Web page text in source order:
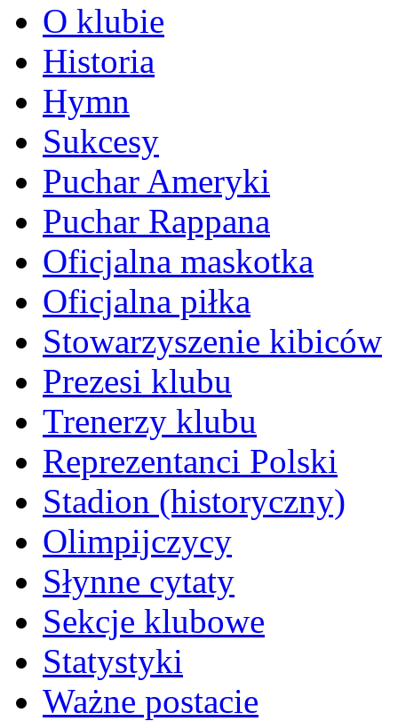
O klubie
Historia
Hymn
Sukcesy
Puchar Ameryki
Puchar Rappana
Oficjalna maskotka
Oficjalna piłka
Stowarzyszenie kibiców
Prezesi klubu
Trenerzy klubu
Reprezentanci Polski
Stadion (historyczny)
Olimpijczycy
Słynne cytaty
Sekcje klubowe
Statystyki
Ważne postacie